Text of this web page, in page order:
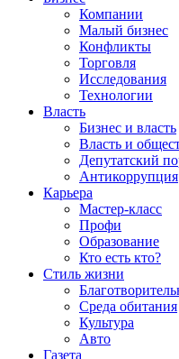
Компании
Малый бизнес
Конфликты
Торговля
Исследования
Технологии
Власть
Бизнес и власть
Власть и
Депутатский
Антикоррупция
Карьера
Мастер-класс
Профи
Образование
Кто есть кто?
Стиль жизни
Среда обитания
Культура
Авто
Газета